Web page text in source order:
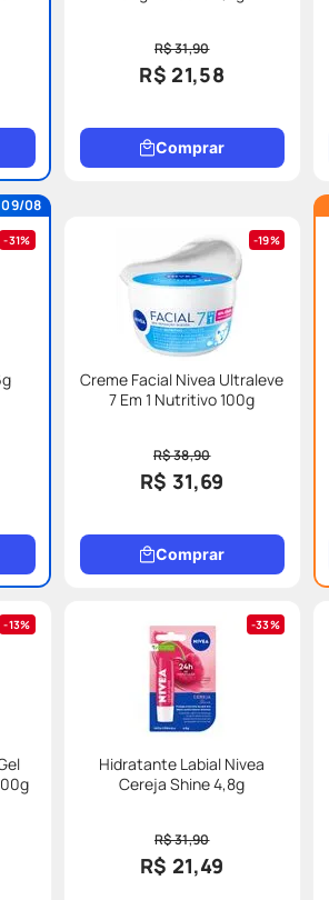
R$ 31,90
R$ 21,58
Comprar
09/08
31% 19%
Creme Facial Nivea Ultraleve
7 Em 1 Nutritivo 100g
R$ 38,90
R$ 31,69
Comprar
13% 33%
Hidratante Labial Nivea
Cereja Shine 4,8g
R$ 31,90
R$ 21,49